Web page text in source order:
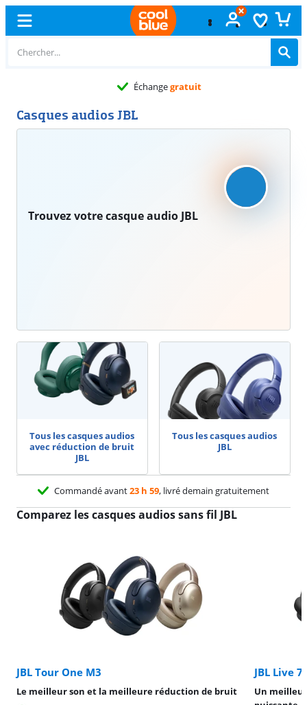
Échangegratuit
Casques audios JBL
Trouvez votre casque audio JBL
Tous les casques audios
avec réduction de bruit
JBL
Tous les casques audios
JBL
Commandé avant23 h 59, livré demain gratuitement
Comparez les casques audios sans fil JBL
JBL Tour One M3
Le meilleur son et la meilleure réduction de bruit
JBL Live
Un